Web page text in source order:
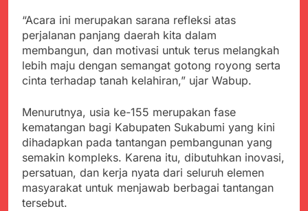
Sukabumi
menyalahgunakan
Anggaran Thn 2023.
Juli 19, 2024
Sambut Tahun Ajaran
Baru, Satgas Yonif
310/KK Ajak Pelajar
Bersihkan Lingkungan
Juli 19, 2024
Selisih APBD Tahun
Sebesar Rp 31 Miliar
Juli 16, 2024
Wujud Kepedulian Polri,
Kapolresta Sumenep
Koordinasikan dan
Berangkatkan Empat
Korban Kebakaran KMP
Agustus 5, 2026
SMA Negeri Nyalindung
Sukabumi Diduga
“Acara ini merupakan sarana refleksi atas
perjalanan panjang daerah kita dalam
membangun, dan motivasi untuk terus melangkah
lebih maju dengan semangat gotong royong serta
cinta terhadap tanah kelahiran,” ujar Wabup.
Menurutnya, usia ke-155 merupakan fase
kematangan bagi Kabupaten Sukabumi yang kini
dihadapkan pada tantangan pembangunan yang
semakin kompleks. Karena itu, dibutuhkan inovasi,
persatuan, dan kerja nyata dari seluruh elemen
masyarakat untuk menjawab berbagai tantangan
tersebut.